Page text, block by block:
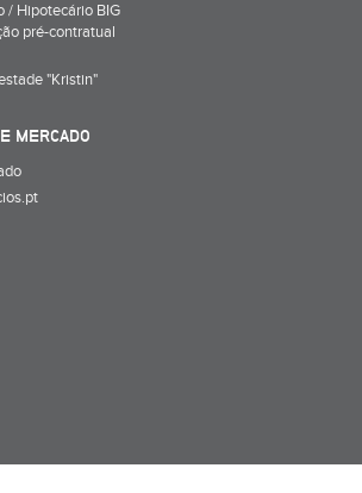
/ Hipotecário BIG
pré-contratual
"Kristin"
MERCADO